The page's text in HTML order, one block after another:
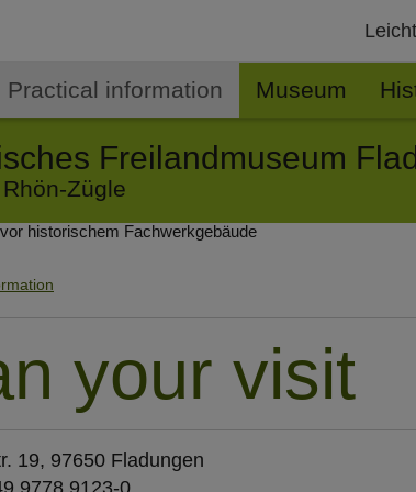
Practical information Museum
Freilandmuseum
Zügle
your visit
19, 97650 Fladungen
9778 9123-0